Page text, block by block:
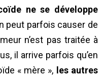
ne se développe
peut parfois causer de
n’est pas traitée à
il arrive parfois qu’en
« mère », les autres